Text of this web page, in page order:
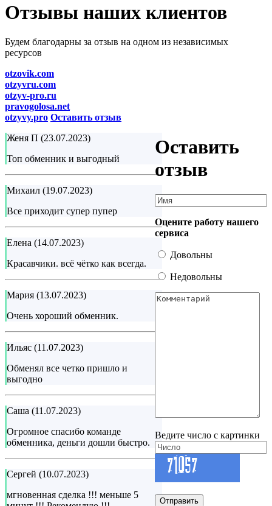
Отзывы наших клиентов
Будем благодарны за отзыв на одном из независимых
ресурсов
otzovik.com
otzyvru.com
otzyv-pro.ru
pravogolosa.net
otzyvy.pro Оставить отзыв
Женя П (23.07.2023)
Топ обменник и выгодный
Михаил (19.07.2023)
Все приходит супер пупер
Елена (14.07.2023)
Красавчики. всё чётко как всегда.
Мария (13.07.2023)
Очень хороший обменник.
Ильяс (11.07.2023)
Обменял все четко пришло и
выгодно
Саша (11.07.2023)
Огромное спасибо команде
обменника, деньги дошли быстро.
Сергей (10.07.2023)
мгновенная сделка !!! меньше 5
Оставить
отзыв
Оцените работу нашего
сервиса
Довольны
Недовольны
Ведите число с картинки
Отправить